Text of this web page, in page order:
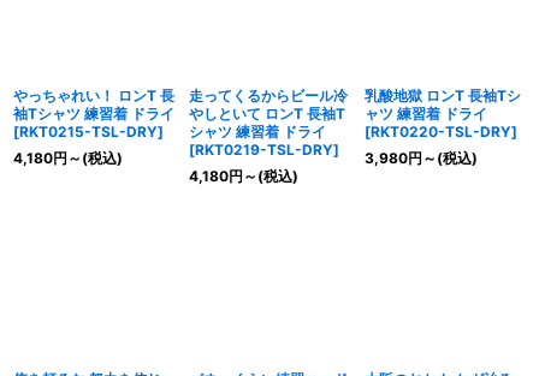
やっちゃれい！ ロンT 長
袖Tシャツ 練習着 ドライ
[RKT0215-TSL-DRY]
4,180円 ～ (税込)
走ってくるからビール冷
やしといて ロンT 長袖T
シャツ 練習着 ドライ
[RKT0219-TSL-DRY]
4,180円 ～ (税込)
乳酸地獄 ロンT 長袖Tシ
ャツ 練習着 ドライ
[RKT0220-TSL-DRY]
3,980円 ～ (税込)